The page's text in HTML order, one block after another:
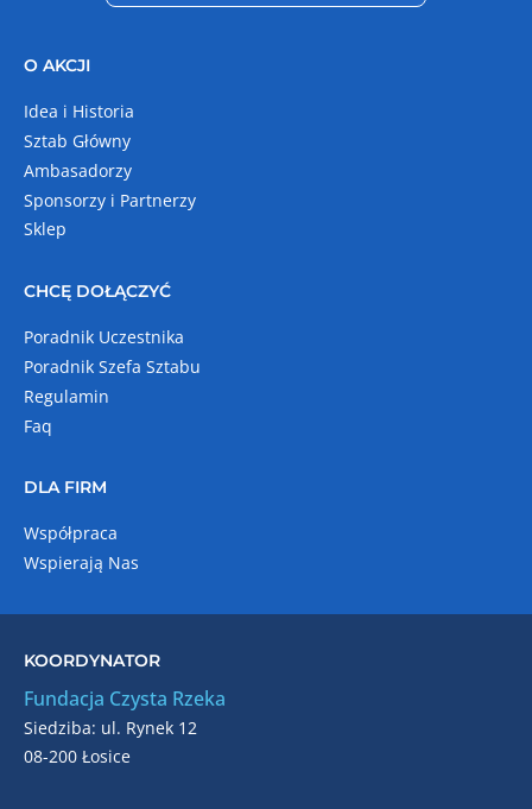
O AKCJI
Idea i Historia
Sztab Główny
Ambasadorzy
Sponsorzy i Partnerzy
Sklep
CHCĘ DOŁĄCZYĆ
Poradnik Uczestnika
Poradnik Szefa Sztabu
Regulamin
Faq
DLA FIRM
Współpraca
Wspierają Nas
KOORDYNATOR
Fundacja Czysta Rzeka
Siedziba: ul. Rynek 12
08-200 Łosice